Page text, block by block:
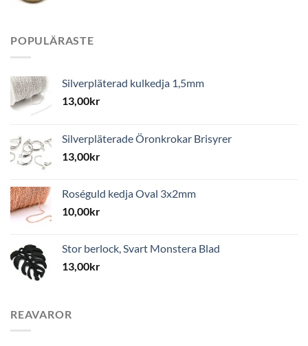
POPULÄRASTE
Silverpläterad kulkedja 1,5mm
13,00kr
Silverpläterade Öronkrokar Brisyrer
13,00kr
Roséguld kedja Oval 3x2mm
10,00kr
Stor berlock, Svart Monstera Blad
13,00kr
REAVAROR